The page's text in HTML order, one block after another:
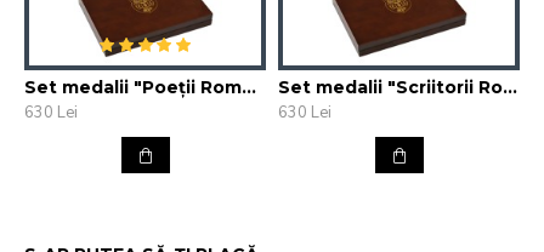
lei/set, T.V.A inclus.
Caracteristicii tehnice:
- Diametru: 60 mm
Set medalii "Poeții României"
630 Lei
Set medalii "Scriitorii României"
630 Lei